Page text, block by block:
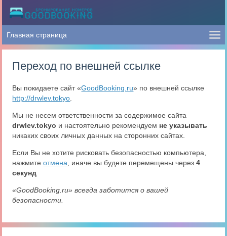
Переход по внешней ссылке
Вы покидаете сайт «GoodBooking.ru» по внешней ссылке
http://drwlev.tokyo
Мы не несем ответственности за содержимое сайта
drwlev.tokyo и настоятельно рекомендуем не указывать
никаких своих личных данных на сторонних сайтах.
Если Вы не хотите рисковать безопасностью компьютера,
нажмитеотмена , иначе вы будете перемещены через4
секунд
«GoodBooking.ru» всегда заботится о вашей
безопасности.